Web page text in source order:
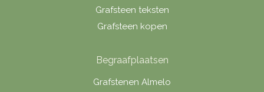
Grafsteen teksten
Grafsteen kopen
Begraafplaatsen
Grafstenen Almelo